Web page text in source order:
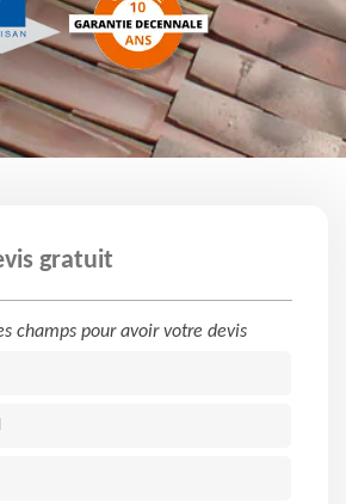
gratuit
champs pour avoir votre devis